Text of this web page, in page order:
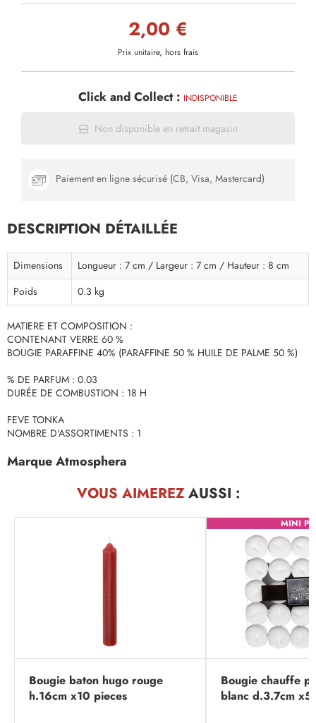
2,00 €
Prix unitaire, hors frais
Click and Collect : INDISPONIBLE
Non disponible en retrait magasin
Paiement en ligne sécurisé (CB, Visa, Mastercard)
DESCRIPTION DÉTAILLÉE
Dimensions
Longueur : 7 cm / Largeur : 7 cm / Hauteur : 8 cm
Poids
0.3 kg
MATIERE ET COMPOSITION :
CONTENANT VERRE 60 %
BOUGIE PARAFFINE 40% (PARAFFINE 50 % HUILE DE PALME 50 %)
% DE PARFUM : 0.03
DURÉE DE COMBUSTION : 18 H
FEVE TONKA
NOMBRE D'ASSORTIMENTS : 1
Marque Atmosphera
VOUS AIMEREZAUSSI :
Bougie baton hugo rouge
h.16cm x10 pieces
MINI
Bougie chauffe
blanc d.3.7cm